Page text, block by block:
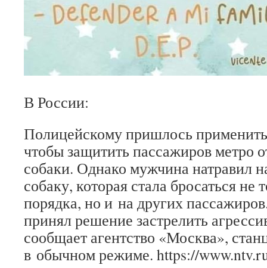
В России:
Полицейскому пришлось
чтобы защитить пассажиров метро
собаки. Однако мужчина натравил
собаку, которая стала бросаться не
порядка, но и на других
принял решение застрелить
сообщает агентство «Москва»,
в обычном режиме. https://